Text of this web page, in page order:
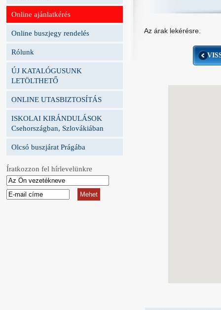
Online ajánlatkérés
Online buszjegy rendelés
Rólunk
ÚJ KATALÓGUSUNK
LETÖLTHETŐ
ONLINE UTASBIZTOSÍTÁS
ISKOLAI KIRÁNDULÁSOK
Csehországban, Szlovákiában
Olcsó buszjárat Prágába
Íratkozzon fel hírlevelünkre
Az árak lekérésre.